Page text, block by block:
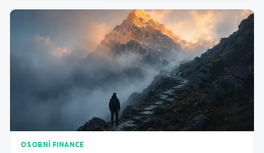
investorů odmítá dodržovat, protože jsou příliš nudné.
OSOBNÍ FINANCE